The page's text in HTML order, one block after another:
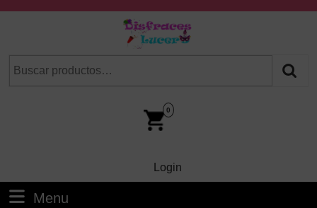
Cuando hay resultados autocompletados, puedes utilizar
0
LoginLogin
Menu